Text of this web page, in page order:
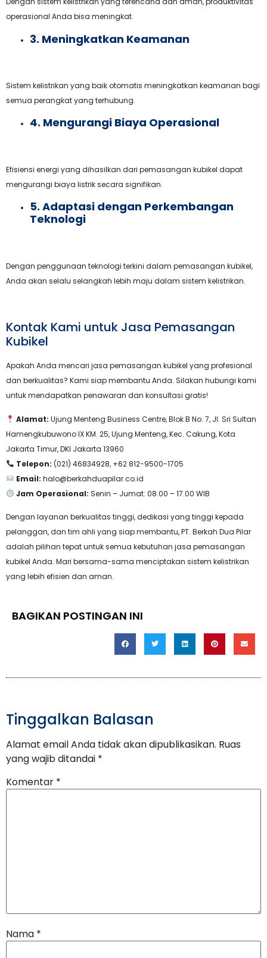
operasional Anda bisa meningkat.
3. Meningkatkan Keamanan
Sistem kelistrikan yang baik otomatis meningkatkan keamanan bagi
semua perangkat yang terhubung.
4. Mengurangi Biaya Operasional
Efisiensi energi yang dihasilkan dari pemasangan kubikel dapat
mengurangi biaya listrik secara signifikan.
5. Adaptasi dengan Perkembangan
Teknologi
Dengan penggunaan teknologi terkini dalam pemasangan kubikel,
Anda akan selalu selangkah lebih maju dalam sistem kelistrikan.
Kontak Kami untuk Jasa Pemasangan
Kubikel
Apakah Anda mencari jasa pemasangan kubikel yang profesional
dan berkualitas? Kami siap membantu Anda. Silakan hubungi kami
untuk mendapatkan penawaran dan konsultasi gratis!
Alamat: Ujung Menteng Business Centre, Blok B No. 7, Jl. Sri Sultan
Hamengkubuwono IX KM. 25, Ujung Menteng, Kec. Cakung, Kota
Jakarta Timur, DKI Jakarta 13960
Telepon: (021) 46834928, +62 812-9500-1705
Email: halo@berkahduapilar.co.id
Jam Operasional: Senin – Jumat: 08.00 – 17.00 WIB
Dengan layanan berkualitas tinggi, dedikasi yang tinggi kepada
pelanggan, dan tim ahli yang siap membantu, PT. Berkah Dua Pilar
adalah pilihan tepat untuk semua kebutuhan jasa pemasangan
kubikel Anda. Mari bersama-sama menciptakan sistem kelistrikan
yang lebih efisien dan aman.
BAGIKAN POSTINGAN INI
Tinggalkan Balasan
Alamat email Anda tidak akan dipublikasikan. Ruas
yang wajib ditandai *
Komentar *
Nama *